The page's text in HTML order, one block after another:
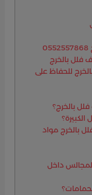
بالخرج
للحفاظ على
بالخرج؟
بالخرج مواد
داخل